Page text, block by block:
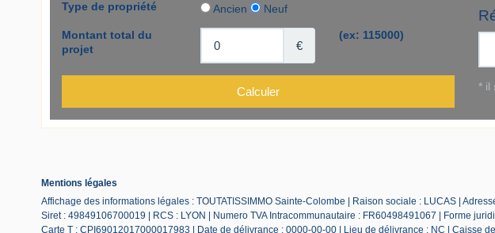
Mentions légales
Affichage des informations légales : TOUTATISSIMMO Sainte-Colombe | Raison sociale : LUCAS |
Siret : 49849106700019 | RCS : LYON | Numero TVA Intracommunautaire : FR60498491067 | Forme
Carte T : CPI69012017000017983 | Date de délivrance : 0000-00-00 | Lieu de délivrance : NC | Caisse